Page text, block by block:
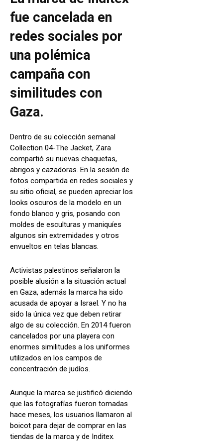
fue cancelada en
redes sociales por
una polémica
campaña con
similitudes con
Gaza.
Dentro de su colección semanal
Collection 04-The Jacket, Zara
compartió su nuevas chaquetas,
abrigos y cazadoras. En la sesión de
fotos compartida en redes sociales y
su sitio oficial, se pueden apreciar los
looks oscuros de la modelo en un
fondo blanco y gris, posando con
moldes de esculturas y maniquíes
algunos sin extremidades y otros
envueltos en telas blancas.
Activistas palestinos señalaron la
posible alusión a la situación actual
en Gaza, además la marca ha sido
acusada de apoyar a Israel. Y no ha
sido la única vez que deben retirar
algo de su colección. En 2014 fueron
cancelados por una playera con
enormes similitudes a los uniformes
utilizados en los campos de
concentración de judíos.
Aunque la marca se justificó diciendo
que las fotografías fueron tomadas
hace meses, los usuarios llamaron al
boicot para dejar de comprar en las
tiendas de la marca y de Inditex.